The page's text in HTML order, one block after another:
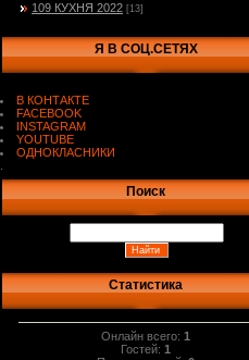
109 КУХНЯ 2022 [13]
Я В СОЦ.СЕТЯХ
В КОНТАКТЕ
FACEBOOK
INSTAGRAM
YOUTUBE
ОДНОКЛАСНИКИ
Поиск
Статистика
Онлайн всего:1
Гостей:1